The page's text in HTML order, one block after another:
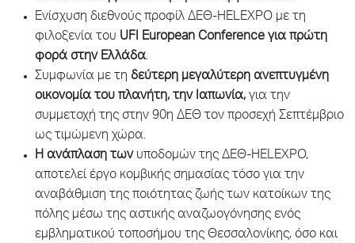
Ενίσχυση διεθνούς προφίλ ΔΕΘ-HELEXPO με τη
φιλοξενία του UFI European Conference για πρώτη
φορά στην Ελλάδα.
Συμφωνία με τη δεύτερη μεγαλύτερη ανεπτυγμένη
οικονομία του πλανήτη, την Ιαπωνία, για την
συμμετοχή της στην 90η ΔΕΘ τον προσεχή Σεπτέμβριο
ως τιμώμενη χώρα.
Η ανάπλαση των υποδομών της ΔΕΘ-HELEXPO,
αποτελεί έργο κομβικής σημασίας τόσο για την
αναβάθμιση της ποιότητας ζωής των κατοίκων της
πόλης μέσω της αστικής αναζωογόνησης ενός
εμβληματικού τοποσήμου της Θεσσαλονίκης, όσο και